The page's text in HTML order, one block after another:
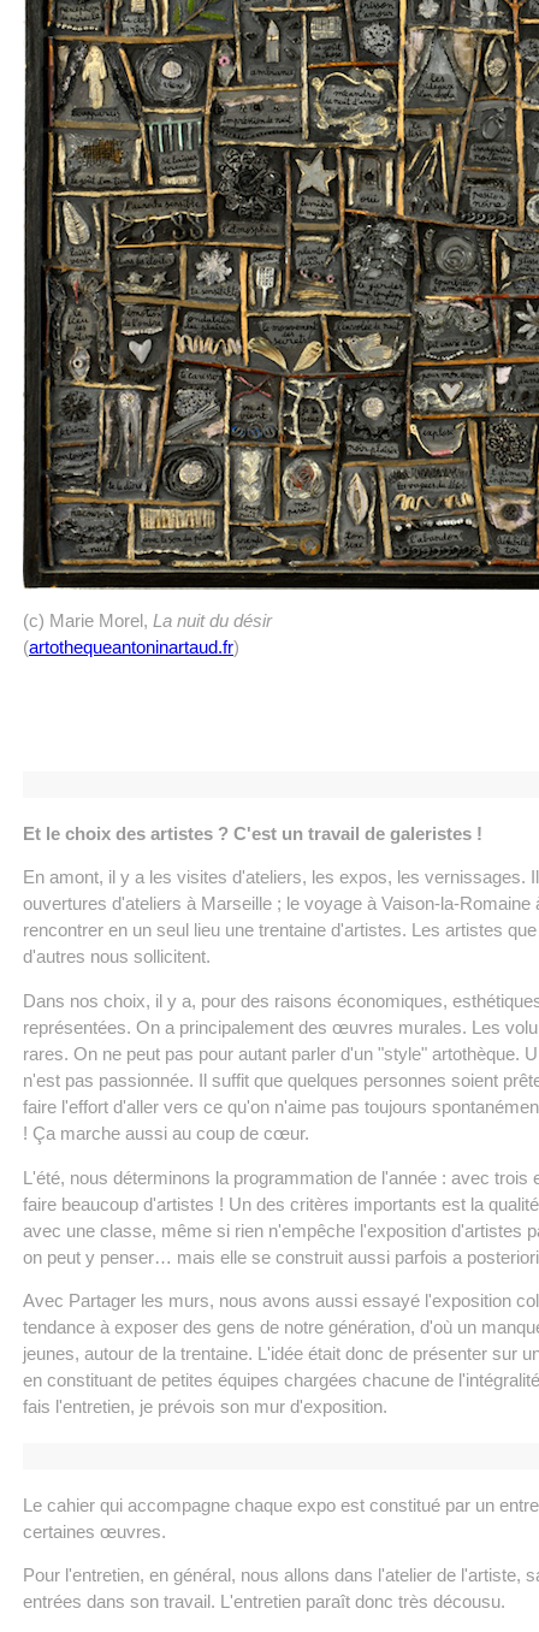
(c) Marie Morel, La nuit du désir
(artothequeantoninartaud.fr)
Et le choix des artistes ? C'est un travail de galeristes !
En amont, il y a les visites d'ateliers, les expos, les vernissages.
ouvertures d'ateliers à Marseille ; le voyage à Vaison-la-
rencontrer en un seul lieu une trentaine d'artistes. Les artistes
d'autres nous sollicitent.
Dans nos choix, il y a, pour des raisons économiques,
représentées. On a principalement des œuvres murales. Les
rares. On ne peut pas pour autant parler d'un "style" artothèque.
n'est pas passionnée. Il suffit que quelques personnes soient
faire l'effort d'aller vers ce qu'on n'aime pas toujours
! Ça marche aussi au coup de cœur.
L'été, nous déterminons la programmation de l'année : avec
faire beaucoup d'artistes ! Un des critères importants est la
avec une classe, même si rien n'empêche l'exposition d'artistes
on peut y penser… mais elle se construit aussi parfois a
Avec Partager les murs, nous avons aussi essayé l'exposition
tendance à exposer des gens de notre génération, d'où un
jeunes, autour de la trentaine. L'idée était donc de présenter sur
en constituant de petites équipes chargées chacune de
fais l'entretien, je prévois son mur d'exposition.
Le cahier qui accompagne chaque expo est constitué par un
certaines œuvres.
Pour l'entretien, en général, nous allons dans l'atelier de l'artiste,
entrées dans son travail. L'entretien paraît donc très décousu.